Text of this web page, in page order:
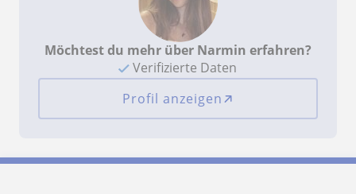
Möchtest du mehr über Narmin erfahren?
Verifizierte Daten
Profil anzeigen